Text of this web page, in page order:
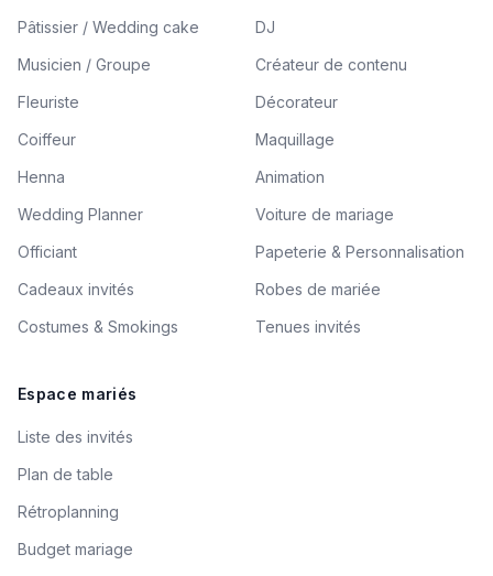
Pâtissier / Wedding cake
DJ
Musicien / Groupe
Créateur de contenu
Fleuriste
Décorateur
Coiffeur
Maquillage
Henna
Animation
Wedding Planner
Voiture de mariage
Officiant
Papeterie & Personnalisation
Cadeaux invités
Robes de mariée
Costumes & Smokings
Tenues invités
Espace mariés
Liste des invités
Plan de table
Rétroplanning
Budget mariage